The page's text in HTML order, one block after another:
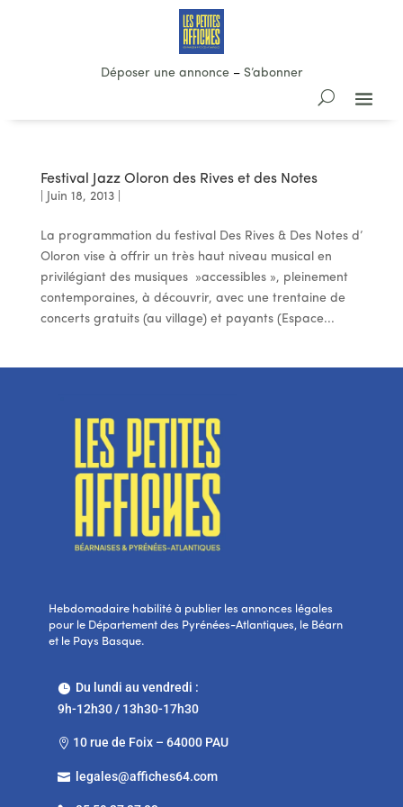
Déposer une annonce– S’abonner
Festival Jazz Oloron des Rives et des Notes
Juin 18, 2013|
La programmation du festival Des Rives & Des Notes d’
Oloron vise à offrir un très haut niveau musical en
privilégiant des musiques »accessibles », pleinement
contemporaines, à découvrir, avec une trentaine de
concerts gratuits (au village) et payants (Espace...
Hebdomadaire habilité à publier les annonces légales
pour le Département des Pyrénées-Atlantiques, le Béarn
et le Pays Basque.
Du lundi au vendredi :
9h-12h30 / 13h30-17h30
 10 rue de Foix – 64000 PAU
 legales@affiches64.com